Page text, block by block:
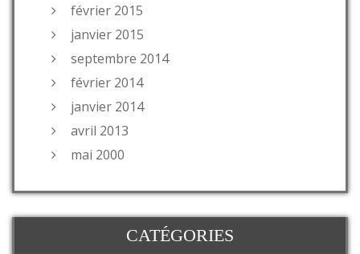
février 2015
janvier 2015
septembre 2014
février 2014
janvier 2014
avril 2013
mai 2000
CATÉGORIES